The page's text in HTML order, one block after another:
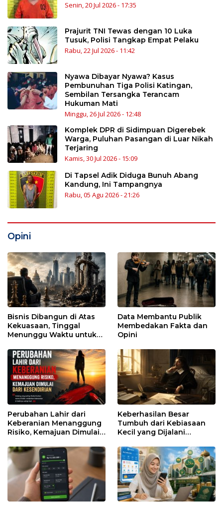
Senin, 20 Jul 2026 - 17:35
Prajurit TNI Tewas dengan 10 Luka
Tusuk, Polisi Tangkap Empat Pelaku
Rabu, 22 Jul 2026 - 11:42
Nyawa Dibayar Nyawa? Kasus
Pembunuhan Tiga Polisi Katingan,
Sembilan Tersangka Terancam
Hukuman Mati
Minggu, 26 Jul 2026 - 12:48
Komplek DPR di Sidimpuan Digerebek
Warga, Puluhan Pasangan di Luar Nikah
Terjaring
Kamis, 30 Jul 2026 - 15:09
Di Tapsel Adik Diduga Bunuh Abang
Kandung, Ini Tampangnya
Rabu, 05 Agu 2026 - 21:26
Opini
Bisnis Dibangun di Atas
Kekuasaan, Tinggal
Menunggu Waktu untuk
Data Membantu Publik
Membedakan Fakta dan
Opini
Perubahan Lahir dari
Keberanian Menanggung
Risiko, Kemajuan Dimulai
Keberhasilan Besar
Tumbuh dari Kebiasaan
Kecil yang Dijalani